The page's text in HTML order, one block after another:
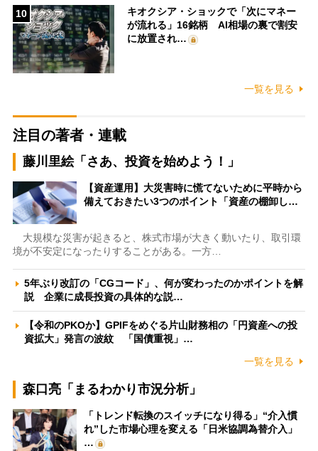
10
キオクシア・ショックで「次にマネー
が流れる」16銘柄 AI相場の裏で割安
に放置され…
一覧を見る
注目の著者・連載
藤川里絵「さあ、投資を始めよう！」
【資産運用】大災害時に慌てないために平時から
備えておきたい3つのポイント「資産の棚卸し…
大規模な災害が起きると、株式市場が大きく動いたり、取引環
境が不安定になったりすることがある。一方…
5年ぶり改訂の「CGコード」、何が変わったのかポイントを解
説 企業に成長投資の具体的な説…
【令和のPKOか】GPIFをめぐる片山財務相の「円資産への投
資拡大」発言の波紋 「国債重視」…
一覧を見る
森口亮「まるわかり市況分析」
「トレンド転換のスイッチになり得る」“介入慣
れ”した市場心理を変える「日米協調為替介入」
…